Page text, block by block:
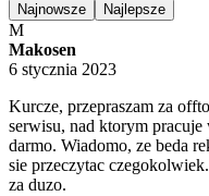
Najnowsze Najlepsze
M
Makosen
6 stycznia 2023
Kurcze, przepraszam za
serwisu, nad ktorym pracuje
darmo. Wiadomo, ze beda
sie przeczytac
za duzo.